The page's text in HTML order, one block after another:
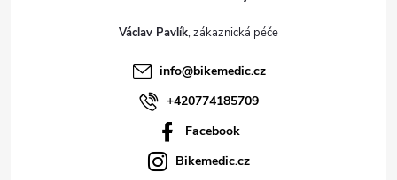
Václav Pavlík
info@bikemedic.cz
+420774185709
Facebook
Bikemedic.cz